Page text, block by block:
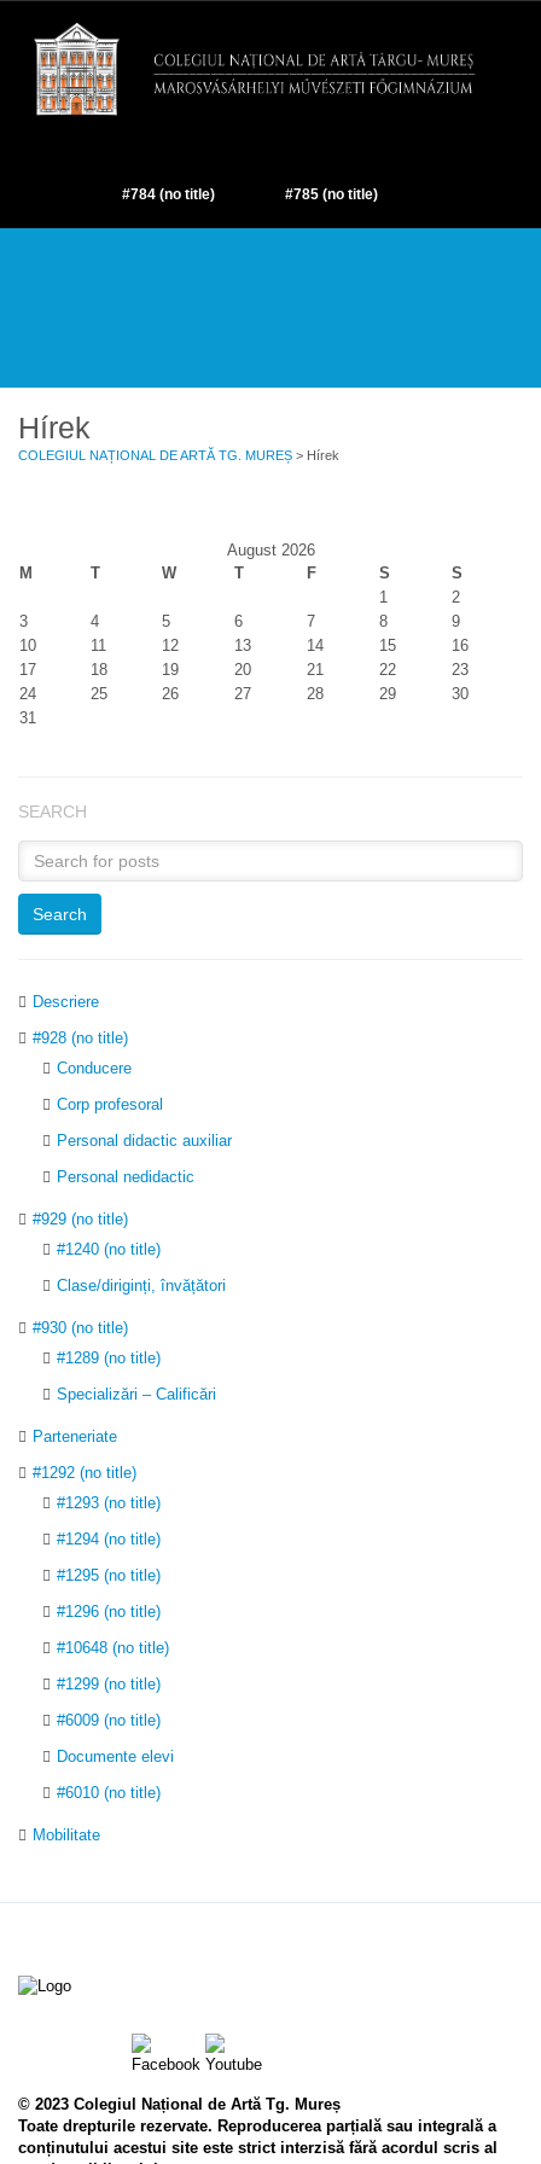
#784 (no title) #785 (no title)
Hírek
COLEGIUL NAȚIONAL DE ARTĂ TG. MUREȘ > Hírek
August 2026
M
T W T F S
S
1
2
3
4 5 6 7 8
9
10
11 12 13 14 15
16
17
18 19 20 21 22
23
24
25 26 27 28 29
30
31
SEARCH
Descriere
#928 (no title)
Conducere
Corp profesoral
Personal didactic auxiliar
Personal nedidactic
#929 (no title)
#1240 (no title)
Clase/diriginți, învățători
#930 (no title)
#1289 (no title)
Specializări – Calificări
Parteneriate
#1292 (no title)
#1293 (no title)
#1294 (no title)
#1295 (no title)
#1296 (no title)
#10648 (no title)
#1299 (no title)
#6009 (no title)
Documente elevi
#6010 (no title)
Mobilitate
© 2023 Colegiul Național de Artă Tg. Mureș
Toate drepturile rezervate. Reproducerea parțială sau integrală a
conținutului acestui site este strict interzisă fără acordul scris al